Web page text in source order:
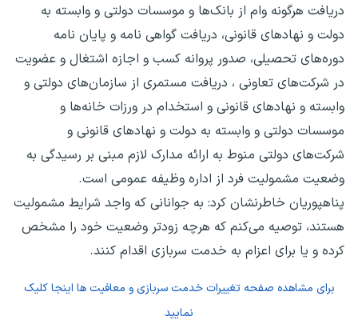
دریافت هرگونه وام از بانک‌ها و موسسات دولتی و وابسته به
دولت و نهادهای قانونی، دریافت گواهی نامه و پایان نامه
دوره‌های تحصیلی، صدور پروانه کسب و اجازه اشتغال و عضویت
در شرکت‌های تعاونی ، دریافت مستمری از سازمان‌های دولتی و
وابسته و نهادهای قانونی و استخدام در ورزات خانه‌ها و
موسسات دولتی و وابسته به دولت و نهادهای قانونی و
شرکت‌های دولتی منوط به ارائه مدارک لازم مبنی بر رسیدگی به
وضعیت مشمولیت فرد از اداره وظیفه عمومی است.
پناهپوریان خاطرنشان کرد: به جوانانی که واجد شرایط مشمولیت
هستند، توصیه می‌کنم که هرچه زودتر وضعیت خود را مشخص
کرده و یا برای اعزام به خدمت سربازی اقدام کنند.
برای مشاهده صفحه تغییرات خدمت سربازی و معافیت ها اینجا کلیک
نمایید